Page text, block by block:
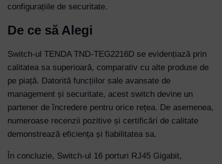
configurațiile de securitate.
De ce să Alegi
Switch-ul TENDA TND-TEG2216D se evidențiază prin
calitatea sa superioară, comparativ cu alte produse de
pe piață. Datorită funcțiilor sale avansate de
management și securitate, acest switch devine un
partener de încredere pentru orice rețea. De asemenea,
numeroase recenzii pozitive și certificări de calitate
demonstrează eficiența și fiabilitatea sa.
În concluzie, Switch-ul 16 porturi RJ45 Gigabit,